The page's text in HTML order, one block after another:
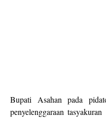
Bupati Asahan pada
penyelenggaraan